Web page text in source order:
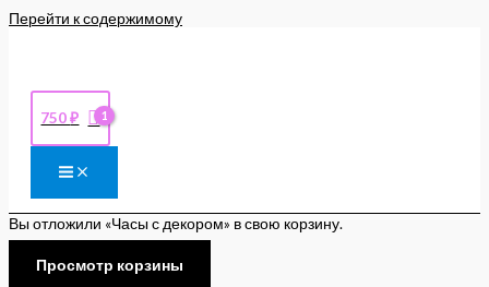
Перейти к содержимому
750₽
Вы отложили «Часы с декором» в свою корзину.
Просмотр корзины